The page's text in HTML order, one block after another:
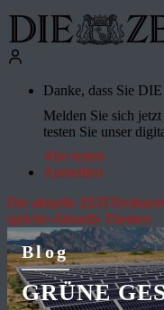
Danke, dass Sie
Melden Sie sich
testen Sie unser
Abo testen
Anmelden
Die aktuelle ZEIT
spricht«Aktuelle Themen
Blog
GRÜNE